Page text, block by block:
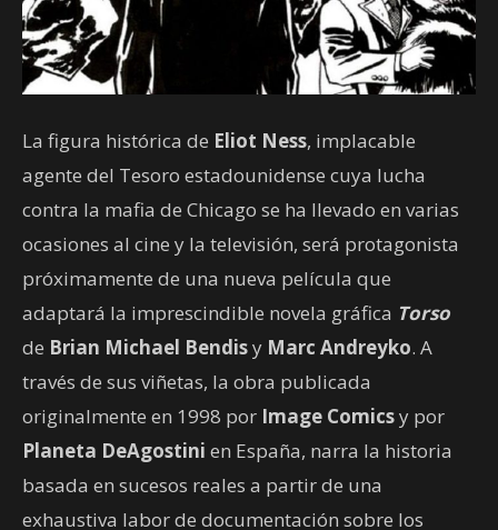
La figura histórica de Eliot Ness, implacable
agente del Tesoro estadounidense cuya lucha
contra la mafia de Chicago se ha llevado en varias
ocasiones al cine y la televisión, será protagonista
próximamente de una nueva película que
adaptará la imprescindible novela gráfica Torso
de Brian Michael Bendisy Marc Andreyko. A
través de sus viñetas, la obra publicada
originalmente en 1998 por Image Comicsy por
Planeta DeAgostini en España, narra la historia
basada en sucesos reales a partir de una
exhaustiva labor de documentación sobre los